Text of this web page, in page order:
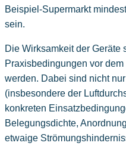
Beispiel-Supermarkt
sein.
Die Wirksamkeit der
Praxisbedingungen vor
werden. Dabei sind nicht
(insbesondere der
konkreten
Belegungsdichte,
etwaige